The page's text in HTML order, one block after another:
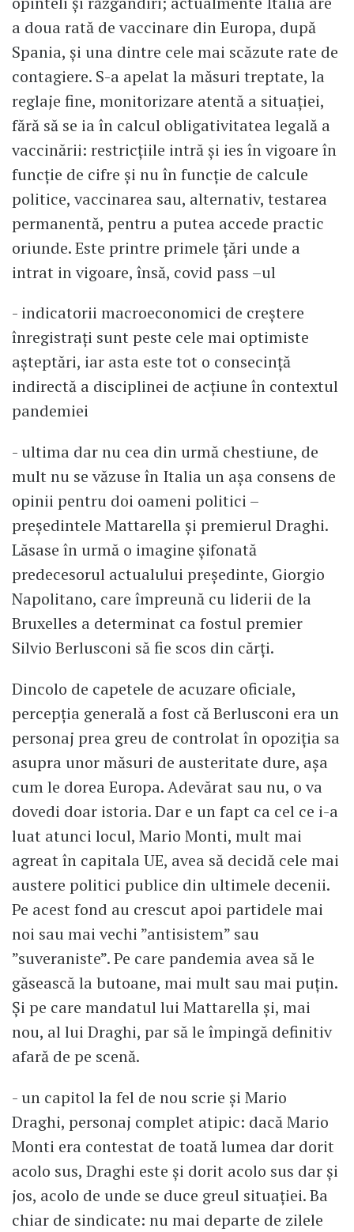
a doua rată de vaccinare din Europa, după
Spania, și una dintre cele mai scăzute rate de
contagiere. S-a apelat la măsuri treptate, la
reglaje fine, monitorizare atentă a situației,
fără să se ia în calcul obligativitatea legală a
vaccinării: restricțiile intră și ies în vigoare în
funcție de cifre și nu în funcție de calcule
politice, vaccinarea sau, alternativ, testarea
permanentă, pentru a putea accede practic
oriunde. Este printre primele țări unde a
intrat in vigoare, însă, covid pass –ul
- indicatorii macroeconomici de creștere
înregistrați sunt peste cele mai optimiste
așteptări, iar asta este tot o consecință
indirectă a disciplinei de acțiune în contextul
pandemiei
- ultima dar nu cea din urmă chestiune, de
mult nu se văzuse în Italia un așa consens de
opinii pentru doi oameni politici –
președintele Mattarella și premierul Draghi.
Lăsase în urmă o imagine șifonată
predecesorul actualului președinte, Giorgio
Napolitano, care împreună cu liderii de la
Bruxelles a determinat ca fostul premier
Silvio Berlusconi să fie scos din cărți.
Dincolo de capetele de acuzare oficiale,
percepția generală a fost că Berlusconi era un
personaj prea greu de controlat în opoziția sa
asupra unor măsuri de austeritate dure, așa
cum le dorea Europa. Adevărat sau nu, o va
dovedi doar istoria. Dar e un fapt ca cel ce i-a
luat atunci locul, Mario Monti, mult mai
agreat în capitala UE, avea să decidă cele mai
austere politici publice din ultimele decenii.
Pe acest fond au crescut apoi partidele mai
noi sau mai vechi ”antisistem” sau
”suveraniste”. Pe care pandemia avea să le
găsească la butoane, mai mult sau mai puțin.
Și pe care mandatul lui Mattarella și, mai
nou, al lui Draghi, par să le împingă definitiv
afară de pe scenă.
- un capitol la fel de nou scrie și Mario
Draghi, personaj complet atipic: dacă Mario
Monti era contestat de toată lumea dar dorit
acolo sus, Draghi este și dorit acolo sus dar și
jos, acolo de unde se duce greul situației. Ba
chiar de sindicate: nu mai departe de zilele